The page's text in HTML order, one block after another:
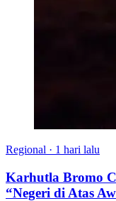
Regional · 1 hari lalu
Karhutla Bromo
“Negeri di Atas